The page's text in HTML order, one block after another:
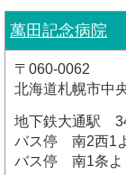
萬田記念病院
〒060-0062
北海道札幌市中
地下鉄大通駅
バス停 南2西1
バス停 南1条よ